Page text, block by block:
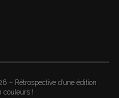
– Rétrospective d’une édition
couleurs !